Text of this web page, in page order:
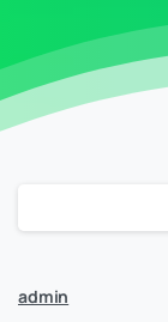
admin